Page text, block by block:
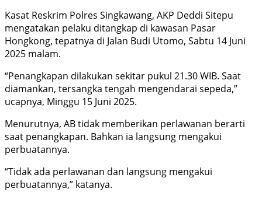
Kasat Reskrim Polres Singkawang, AKP Deddi Sitepu
mengatakan pelaku ditangkap di kawasan Pasar
Hongkong, tepatnya di Jalan Budi Utomo, Sabtu 14 Juni
2025 malam.
“Penangkapan dilakukan sekitar pukul 21.30 WIB. Saat
diamankan, tersangka tengah mengendarai sepeda,”
ucapnya, Minggu 15 Juni 2025.
Menurutnya, AB tidak memberikan perlawanan berarti
saat penangkapan. Bahkan ia langsung mengakui
perbuatannya.
“Tidak ada perlawanan dan langsung mengakui
perbuatannya,” katanya.